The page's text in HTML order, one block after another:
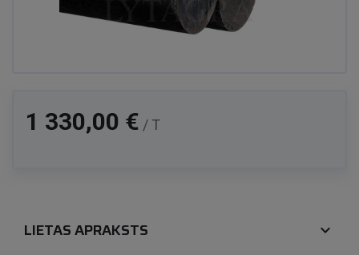
1 330,00 € / T
LIETAS APRAKSTS expand_more